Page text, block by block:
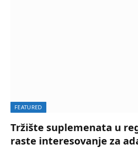
FEATURED
Tržište suplemenata u
raste interesovanje za